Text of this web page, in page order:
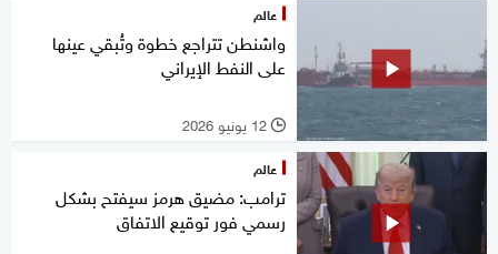
عالم
واشنطن تتراجع خطوة وتُبقي عينها
على النفط الإيراني
l 12 يونيو 2026
عالم
ترامب: مضيق هرمز سيفتح بشكل
رسمي فور توقيع الاتفاق